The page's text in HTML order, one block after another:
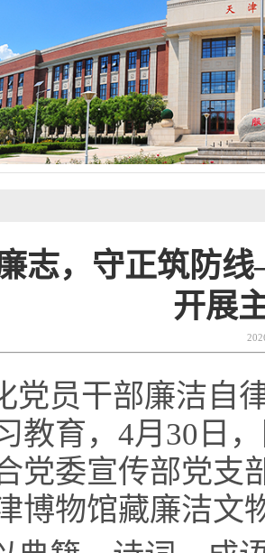
廉志，守正
开
党员干部廉洁
教育，4月30